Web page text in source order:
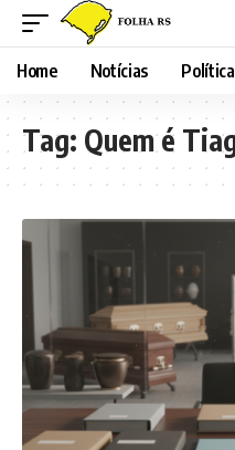
Home Notícias Política
Tag: Quem é